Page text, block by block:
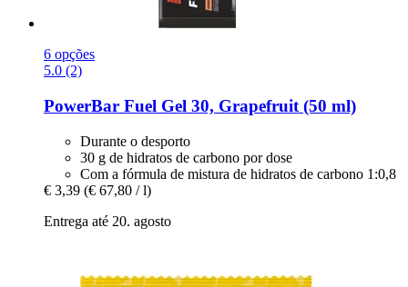
6 opções
5.0 (2)
PowerBar Fuel Gel 30, Grapefruit (50 ml)
Durante o desporto
30 g de hidratos de carbono por dose
Com a fórmula de mistura de hidratos de carbono 1:0,8
€ 3,39 (€ 67,80 / l)
Entrega até 20. agosto